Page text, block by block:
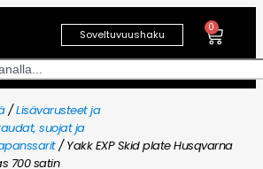
Soveltuvuushaku
0
/Lisävarusteet ja
suojat ja
/ Yakk EXP Skid plate Husqvarna
700 satin